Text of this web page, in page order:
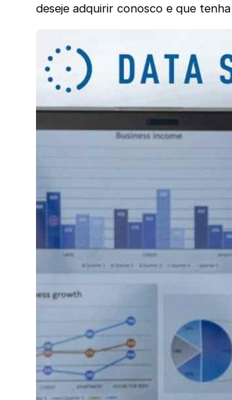
deseje adquirir conosco e que